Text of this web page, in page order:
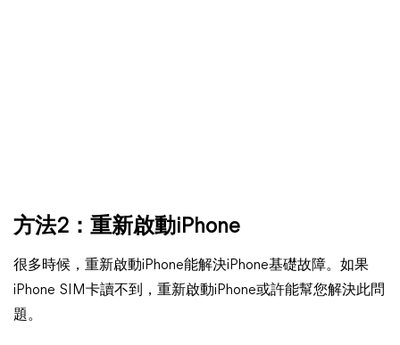
方法2：重新啟動iPhone
很多時候，重新啟動iPhone能解決iPhone基礎故障。如果
iPhone SIM卡讀不到，重新啟動iPhone或許能幫您解決此問
題。